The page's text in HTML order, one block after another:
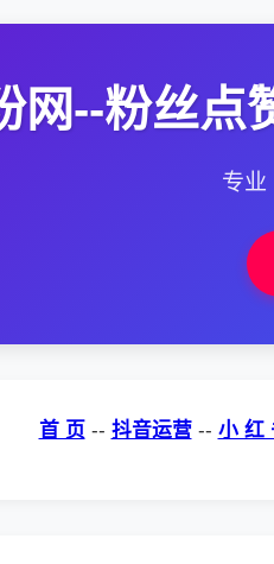
网--粉丝点
专业
首 页 -- 抖音运营 -- 小 红